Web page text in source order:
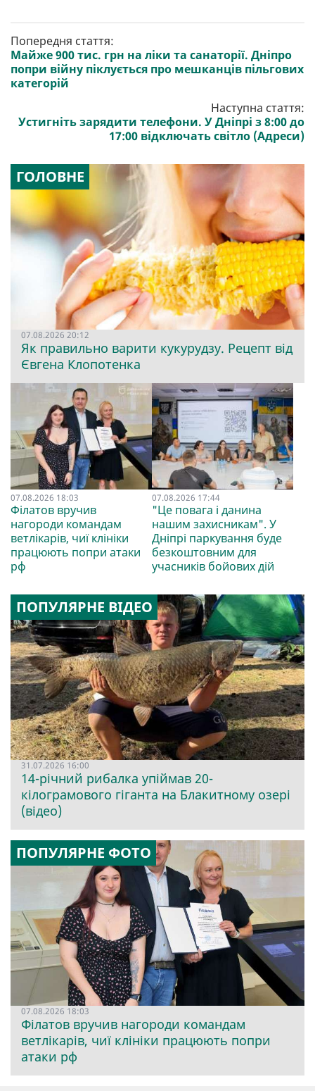
Попередня стаття:
Майже 900 тис. грн на ліки та санаторії. Дніпро
попри війну піклується про мешканців пільгових
категорій
Наступна стаття:
Устигніть зарядити телефони. У Дніпрі з 8:00 до
17:00 відключать світло (Адреси)
ГОЛОВНЕ
07.08.2026 20:12
Як правильно варити кукурудзу. Рецепт від
Євгена Клопотенка
07.08.2026 18:03
Філатов вручив
нагороди командам
ветлікарів, чиї клініки
працюють попри атаки
рф
07.08.2026 17:44
"Це повага і данина
нашим захисникам". У
Дніпрі паркування буде
безкоштовним для
учасників бойових дій
ПОПУЛЯРНЕ ВІДЕО
31.07.2026 16:00
14-річний рибалка упіймав 20-
кілограмового гіганта на Блакитному озері
(відео)
ПОПУЛЯРНЕ ФОТО
07.08.2026 18:03
Філатов вручив нагороди командам
ветлікарів, чиї клініки працюють попри
атаки рф